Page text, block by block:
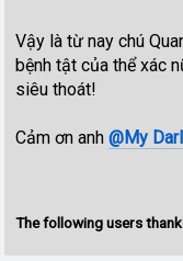
Vậy là từ nay chú
bệnh tật của thể xác
siêu thoát!
Cảm ơn anh@My
The following users